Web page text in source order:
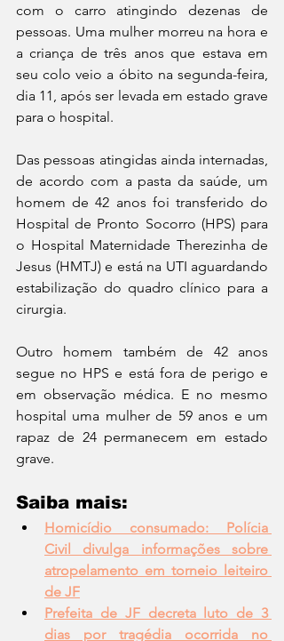
com o carro atingindo dezenas de
pessoas. Uma mulher morreu na hora e
a criança de três anos que estava em
seu colo veio a óbito na segunda-feira,
dia 11, após ser levada em estado grave
para o hospital.
Das pessoas atingidas ainda internadas,
de acordo com a pasta da saúde, um
homem de 42 anos foi transferido do
Hospital de Pronto Socorro (HPS) para
o Hospital Maternidade Therezinha de
Jesus (HMTJ) e está na UTI aguardando
estabilização do quadro clínico para a
cirurgia.
Outro homem também de 42 anos
segue no HPS e está fora de perigo e
em observação médica. E no mesmo
hospital uma mulher de 59 anos e um
rapaz de 24 permanecem em estado
grave.
Saiba mais:
Homicídio consumado: Polícia
Civil divulga informações sobre
atropelamento em torneio leiteiro
de JF
Prefeita de JF decreta luto de 3
dias por tragédia ocorrida no